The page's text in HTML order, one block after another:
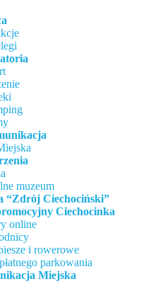
muzeum
“Zdrój Ciechociński”
Ciechocinka
online
i rowerowe
parkowania
Miejska